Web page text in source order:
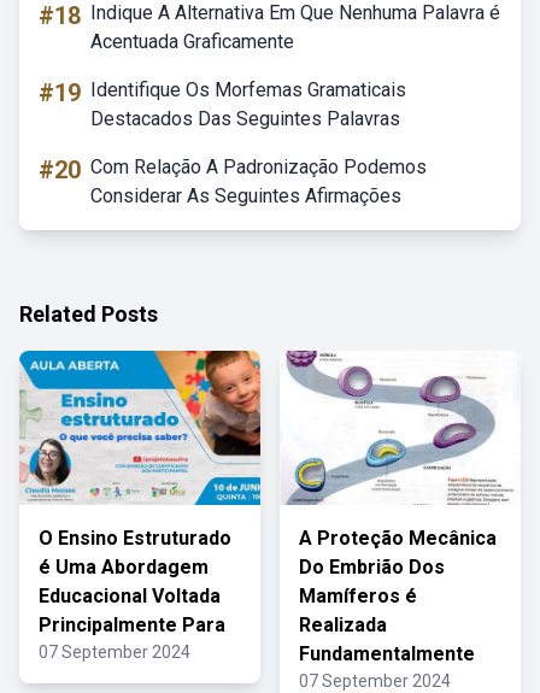
#18 Indique A Alternativa Em Que Nenhuma Palavra é
Acentuada Graficamente
#19 Identifique Os Morfemas Gramaticais
Destacados Das Seguintes Palavras
#20 Com Relação A Padronização Podemos
Considerar As Seguintes Afirmações
Related Posts
O Ensino Estruturado
é Uma Abordagem
Educacional Voltada
Principalmente Para
07 September 2024
A Proteção Mecânica
Do Embrião Dos
Mamíferos é
Realizada
Fundamentalmente
07 September 2024